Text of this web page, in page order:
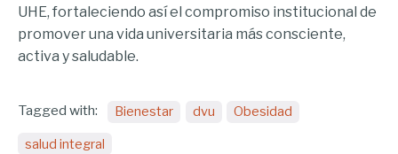
UHE, fortaleciendo así el compromiso institucional de
promover una vida universitaria más consciente,
activa y saludable.
Tagged with: Bienestar dvu Obesidad
salud integral